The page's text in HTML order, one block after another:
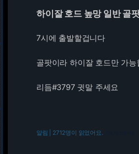
하이잘 호드 높망 일반 골
7시에 출발할겁니다
골팟이라 하이잘 호드만 가능
리듬#3797 귓말 주세요
알림 | 2712명이 읽었어요.